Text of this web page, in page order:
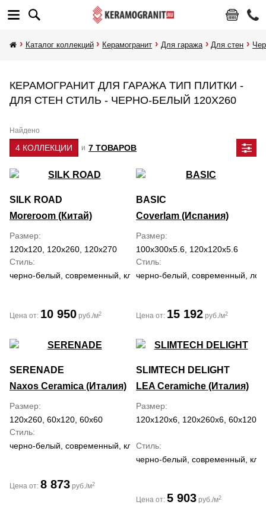
Каталог коллекций Керамогранит Для гаража Для стен
КЕРАМОГРАНИТ ДЛЯ ГАРАЖА ТИП ПЛИТКИ -
ДЛЯ СТЕН СТИЛЬ - ЧЕРНО-БЕЛЫЙ 120Х260
Найдено
4 КОЛЛЕКЦИИ и 7 ТОВАРОВ
SILK ROAD
Moreroom (Китай)
Размер
120x120, 120x260, 120x270
Стиль
черно-белый, современный, классический
Цена от: 10 950 руб./м2
BASIC
Coverlam (Испания)
Размер
100x300x5.6, 120x120x5.6
Стиль
черно-белый, современный,
Цена от: 15 192 руб./м2
SERENADE
Naxos Ceramica (Италия)
Размер
120x260, 60x120, 60x60
Стиль
черно-белый, современный, классический,
Цена от: 8 873 руб./м2
SLIMTECH DELIGHT
LEA Ceramiche (Италия)
Размер
120x120x6, 120x260x6, 60x120x6
Стиль
черно-белый, современный,
Цена от: 5 903 руб./м2